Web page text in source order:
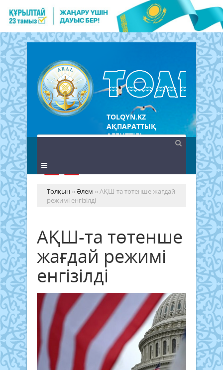
TOLQYN.KZ
АҚПАРАТТЫҚ
АГЕНТТІГІ
Толқын »Әлем » АҚШ-та төтенше жағдай
режимі енгізілді
АҚШ-та төтенше
жағдай режимі
енгізілді